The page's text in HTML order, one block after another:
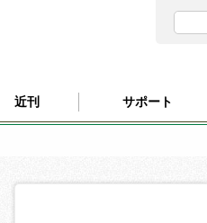
近刊 サポート